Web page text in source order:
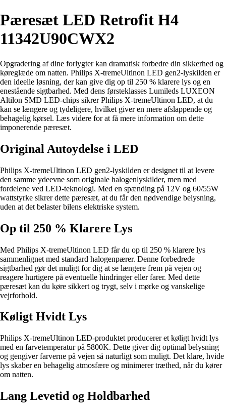
Pæresæt LED Retrofit H4
11342U90CWX2
Opgradering af dine forlygter kan dramatisk forbedre din sikkerhed og
køreglæde om natten. Philips X-tremeUltinon LED gen2-lyskilden er
den ideelle løsning, der kan give dig op til 250 % klarere lys og en
enestående sigtbarhed. Med dens førsteklasses Lumileds LUXEON
Altilon SMD LED-chips sikrer Philips X-tremeUltinon LED, at du
kan se længere og tydeligere, hvilket giver en mere afslappende og
behagelig kørsel. Læs videre for at få mere information om dette
imponerende pæresæt.
Original Autoydelse i LED
Philips X-tremeUltinon LED gen2-lyskilden er designet til at levere
den samme ydeevne som originale halogenlyskilder, men med
fordelene ved LED-teknologi. Med en spænding på 12V og 60/55W
wattstyrke sikrer dette pæresæt, at du får den nødvendige belysning,
uden at det belaster bilens elektriske system.
Op til 250 % Klarere Lys
Med Philips X-tremeUltinon LED får du op til 250 % klarere lys
sammenlignet med standard halogenpærer. Denne forbedrede
sigtbarhed gør det muligt for dig at se længere frem på vejen og
reagere hurtigere på eventuelle hindringer eller farer. Med dette
pæresæt kan du køre sikkert og trygt, selv i mørke og vanskelige
vejrforhold.
Køligt Hvidt Lys
Philips X-tremeUltinon LED-produktet producerer et køligt hvidt lys
med en farvetemperatur på 5800K. Dette giver dig optimal belysning
og gengiver farverne på vejen så naturligt som muligt. Det klare, hvide
lys skaber en behagelig atmosfære og minimerer træthed, når du kører
om natten.
Lang Levetid og Holdbarhed